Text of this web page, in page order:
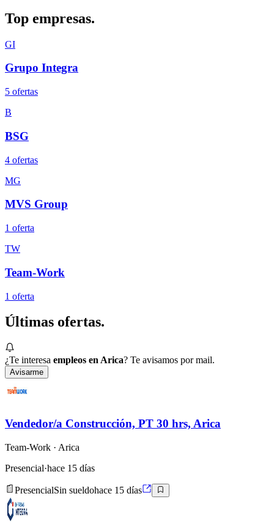
Top empresas.
GI
Grupo Integra
5 ofertas
B
BSG
4 ofertas
MG
MVS Group
1 oferta
TW
Team-Work
1 oferta
Últimas ofertas.
¿Te interesa empleos en Arica? Te avisamos por mail.
Avisarme
Vendedor/a Construcción, PT 30 hrs, Arica
Team-Work · Arica
Presencial·hace 15 días
PresencialSin sueldohace 15 días